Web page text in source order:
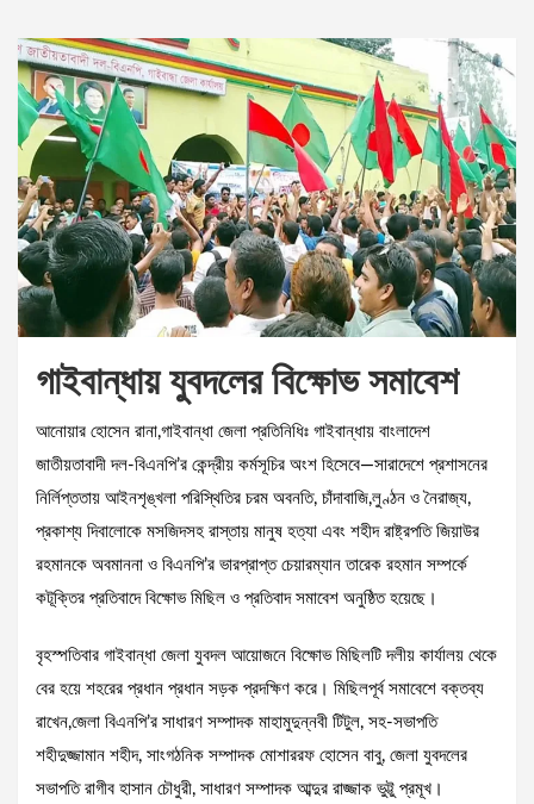
গাইবান্ধায় যুবদলের বিক্ষোভ সমাবেশ
আনোয়ার হোসেন রানা,গাইবান্ধা জেলা প্রতিনিধিঃ গাইবান্ধায় বাংলাদেশ
জাতীয়তাবাদী দল-বিএনপি’র কেন্দ্রীয় কর্মসূচির অংশ হিসেবে—সারাদেশে প্রশাসনের
নির্লিপ্ততায় আইনশৃঙ্খলা পরিস্থিতির চরম অবনতি, চাঁদাবাজি,লুণ্ঠন ও নৈরাজ্য,
প্রকাশ্য দিবালোকে মসজিদসহ রাস্তায় মানুষ হত্যা এবং শহীদ রাষ্ট্রপতি জিয়াউর
রহমানকে অবমাননা ও বিএনপি’র ভারপ্রাপ্ত চেয়ারম্যান তারেক রহমান সম্পর্কে
কটূক্তির প্রতিবাদে বিক্ষোভ মিছিল ও প্রতিবাদ সমাবেশ অনুষ্ঠিত হয়েছে।
বৃহস্পতিবার গাইবান্ধা জেলা যুবদল আয়োজনে বিক্ষোভ মিছিলটি দলীয় কার্যালয় থেকে
বের হয়ে শহরের প্রধান প্রধান সড়ক প্রদক্ষিণ করে। মিছিলপূর্ব সমাবেশে বক্তব্য
রাখেন,জেলা বিএনপি’র সাধারণ সম্পাদক মাহামুদুন্নবী টিটুল, সহ-সভাপতি
শহীদুজ্জামান শহীদ, সাংগঠনিক সম্পাদক মোশাররফ হোসেন বাবু, জেলা যুবদলের
সভাপতি রাগীব হাসান চৌধুরী, সাধারণ সম্পাদক আব্দুর রাজ্জাক ভুট্টু প্রমূখ।